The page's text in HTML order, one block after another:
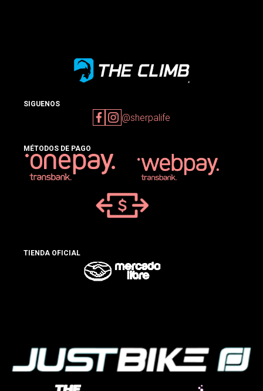
SIGUENOS
@sherpalife
MÉTODOS DE PAGO
TIENDA OFICIAL